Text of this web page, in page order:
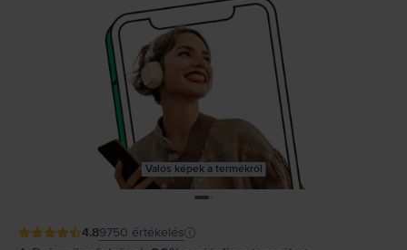
Valós képek a termékről
4.89750 értékelés